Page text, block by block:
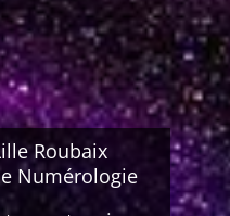
Roubaix
Numérologie